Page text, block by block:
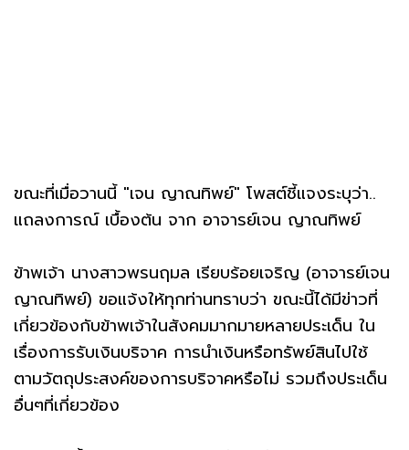
ขณะที่เมื่อวานนี้ "เจน ญาณทิพย์" โพสต์ชี้แจงระบุว่า..
แถลงการณ์ เบื้องต้น จาก อาจารย์เจน ญาณทิพย์
ข้าพเจ้า นางสาวพรนฤมล เรียบร้อยเจริญ (อาจารย์เจน
ญาณทิพย์) ขอแจ้งให้ทุกท่านทราบว่า ขณะนี้ได้มีข่าวที่
เกี่ยวข้องกับข้าพเจ้าในสังคมมากมายหลายประเด็น ใน
เรื่องการรับเงินบริจาค การนำเงินหรือทรัพย์สินไปใช้
ตามวัตถุประสงค์ของการบริจาคหรือไม่ รวมถึงประเด็น
อื่นๆที่เกี่ยวข้อง